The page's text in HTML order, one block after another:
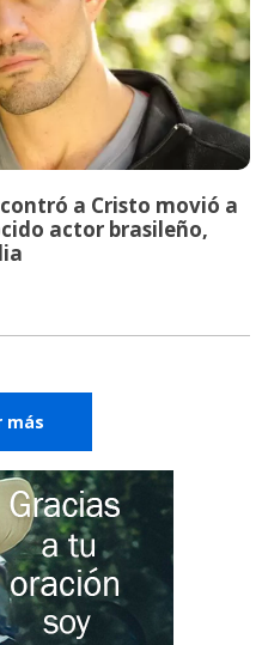
a Cristo movió a
actor brasileño,
más